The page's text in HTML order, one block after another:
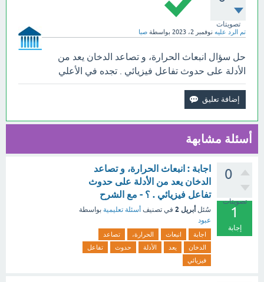
تصويتات
تم الرد عليه نوفمبر 2، 2023 بواسطة صبا
حل سؤال انبعاث الحرارة، و تصاعد الدخان يعد من
الأدلة على حدوث تفاعل فيزيائي . تجده في الأعلي
أسئلة مشابهة
0
تصويتات
1
إجابة
اجابة : انبعاث الحرارة، و تصاعد
الدخان يعد من الأدلة على حدوث
تفاعل فيزيائي . ؟ - مع الشرح
سُئل أبريل 2 في تصنيف أسئلة تعليمية بواسطة
عبود
اجابة انبعاث الحرارة،
تصاعد
الدخان
يعد الأدلة حدوث
تفاعل
فيزيائي